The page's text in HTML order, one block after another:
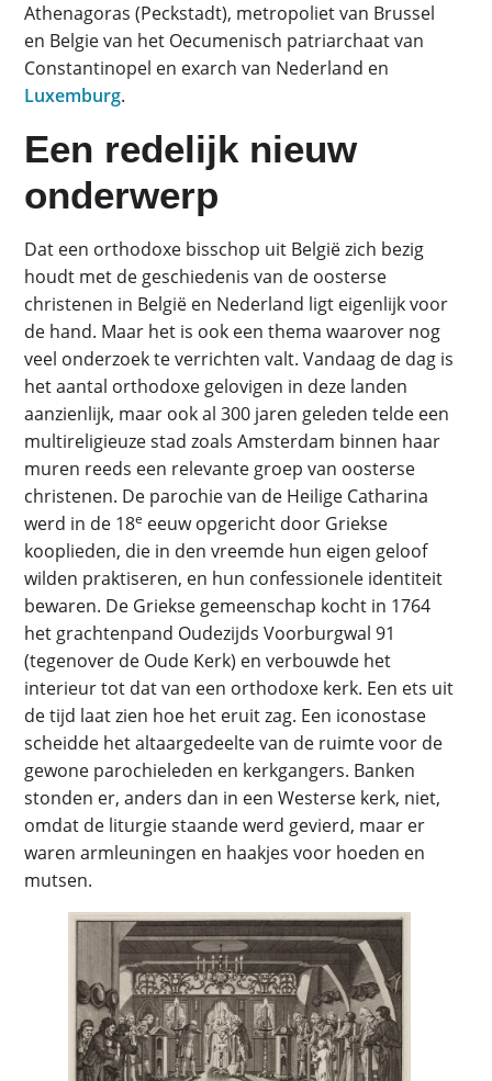
Athenagoras (Peckstadt), metropoliet van Brussel
en Belgie van het Oecumenisch patriarchaat van
Constantinopel en exarch van Nederland en
Luxemburg.
Een redelijk nieuw
onderwerp
Dat een orthodoxe bisschop uit België zich bezig
houdt met de geschiedenis van de oosterse
christenen in België en Nederland ligt eigenlijk voor
de hand. Maar het is ook een thema waarover nog
veel onderzoek te verrichten valt. Vandaag de dag is
het aantal orthodoxe gelovigen in deze landen
aanzienlijk, maar ook al 300 jaren geleden telde een
multireligieuze stad zoals Amsterdam binnen haar
muren reeds een relevante groep van oosterse
christenen. De parochie van de Heilige Catharina
werd in de 18e eeuw opgericht door Griekse
kooplieden, die in den vreemde hun eigen geloof
wilden praktiseren, en hun confessionele identiteit
bewaren. De Griekse gemeenschap kocht in 1764
het grachtenpand Oudezijds Voorburgwal 91
(tegenover de Oude Kerk) en verbouwde het
interieur tot dat van een orthodoxe kerk. Een ets uit
de tijd laat zien hoe het eruit zag. Een iconostase
scheidde het altaargedeelte van de ruimte voor de
gewone parochieleden en kerkgangers. Banken
stonden er, anders dan in een Westerse kerk, niet,
omdat de liturgie staande werd gevierd, maar er
waren armleuningen en haakjes voor hoeden en
mutsen.